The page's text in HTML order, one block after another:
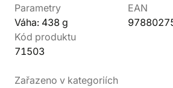
Parametry
Váha: 438 g
EAN
Kód produktu
71503
Zařazeno v kategoriích